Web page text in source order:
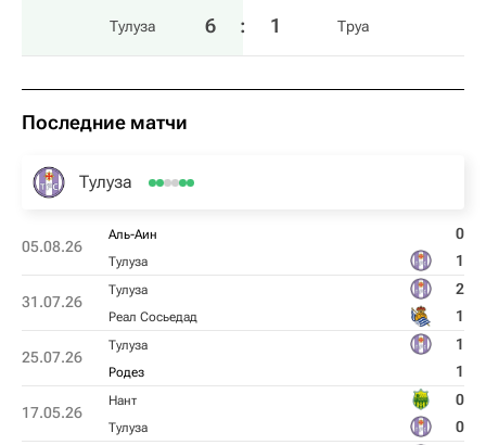
Тулуза 6 : 1 Труа
Последние матчи
Тулуза
05.08.26
Аль-Аин 0
Тулуза 1
31.07.26
Тулуза 2
Реал Сосьедад 1
25.07.26
Тулуза 1
Родез 1
17.05.26
Нант 0
Тулуза 0